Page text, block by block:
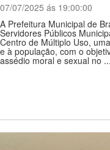
07/07/2025 ás 19:00:00
A Prefeitura Municipal de
Servidores Públicos
Centro de Múltiplo Uso,
e à população, com o
assédio moral e sexual no ...